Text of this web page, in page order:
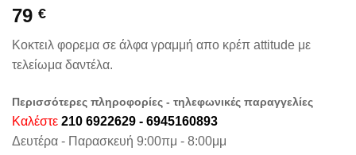
79 €
Κοκτειλ φορεμα σε άλφα γραμμή απο κρέπ attitude με
τελείωμα δαντέλα.
Περισσότερες πληροφορίες - τηλεφωνικές παραγγελίες
Καλέστε 210 6922629 - 6945160893
Δευτέρα - Παρασκευή 9:00πμ - 8:00μμ